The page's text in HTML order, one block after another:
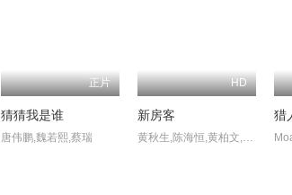
正片
猜猜我是谁
唐伟鹏,魏若熙,蔡瑞
HD
新房客
黄秋生,陈海恒,黄柏文,吴启华,叶荣祖,黄子华,黎海珊,俞慕莲,刘青云,邱礼涛
猎